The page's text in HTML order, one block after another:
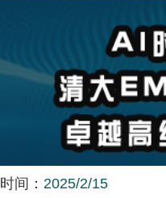
时间： 2025/2/15